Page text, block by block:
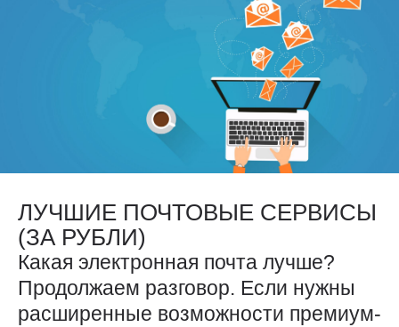
ЛУЧШИЕ ПОЧТОВЫЕ СЕРВИСЫ
(ЗА РУБЛИ)
Какая электронная почта лучше?
Продолжаем разговор. Если нужны
расширенные возможности премиум-